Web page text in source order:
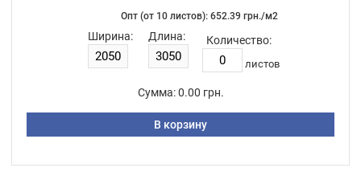
Опт (от 10 листов): 652.39 грн./м2
Ширина: Длина: Количество:
листов
Сумма: 0.00 грн.
В корзину